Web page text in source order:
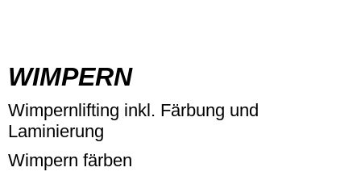
WIMPERN
Wimpernlifting inkl. Färbung und
Laminierung
Wimpern färben